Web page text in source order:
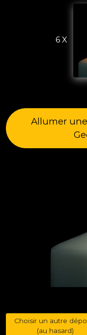
6 X
Allumer
Choisir un autre
(au hasard)